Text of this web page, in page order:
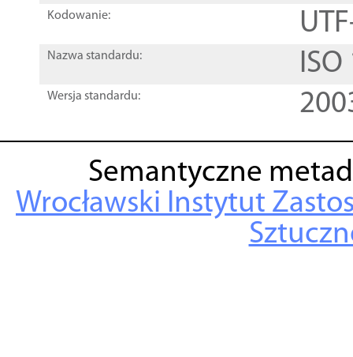
Kodowanie:
Nazwa standardu:
Wersja standardu:
Semantyczne
Wrocławski Instytut